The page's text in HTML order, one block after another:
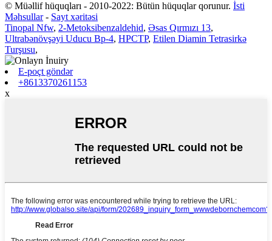
© Müəllif hüquqları - 2010-2022: Bütün hüquqlar qorunur. İsti
Məhsullar- Sayt xəritəsi
Tinopal Nfw, 2-Metoksibenzaldehid, Əsas Qırmızı 13,
Ultrabənövşəyi Uducu Bp-4, HPCTP, Etilen Diamin Tetrasirkə
Turşusu,
E-poçt göndər
+8613370261153
x